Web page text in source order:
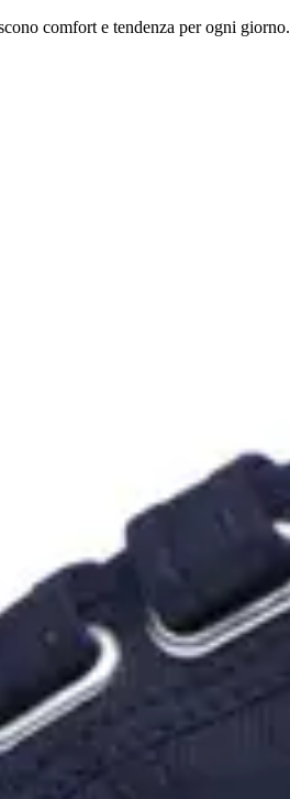
comfort e tendenza per ogni giorno.